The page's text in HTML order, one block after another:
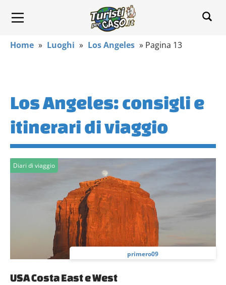
Home » Luoghi » Los Angeles » Pagina 13
Los Angeles: consigli e
itinerari di viaggio
Diari di viaggio
primero09
USA Costa East e West